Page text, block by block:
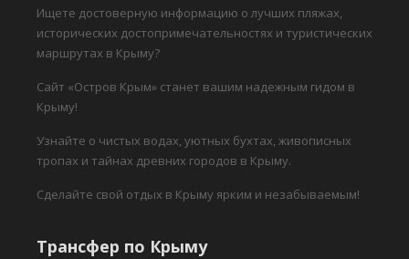
Ищете достоверную информацию о лучших пляжах,
исторических достопримечательностях и туристических
маршрутах в Крыму?
Сайт «Остров Крым» станет вашим надежным гидом в
Крыму!
Узнайте о чистых водах, уютных бухтах, живописных
тропах и тайнах древних городов в Крыму.
Сделайте свой отдых в Крыму ярким и незабываемым!
Трансфер по Крыму